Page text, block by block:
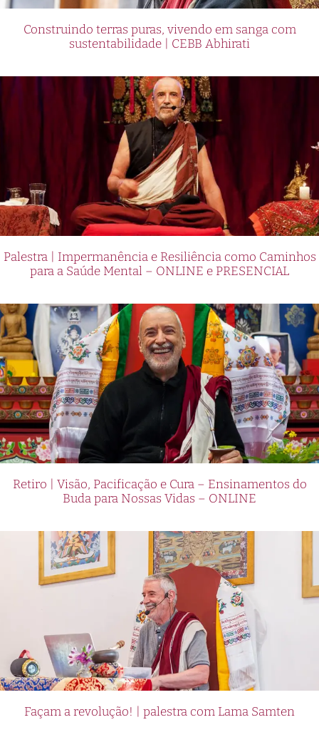
Construindo terras puras, vivendo em sanga com
sustentabilidade | CEBB Abhirati
Palestra | Impermanência e Resiliência como Caminhos
para a Saúde Mental – ONLINE e PRESENCIAL
Retiro | Visão, Pacificação e Cura – Ensinamentos do
Buda para Nossas Vidas – ONLINE
Façam a revolução! | palestra com Lama Samten